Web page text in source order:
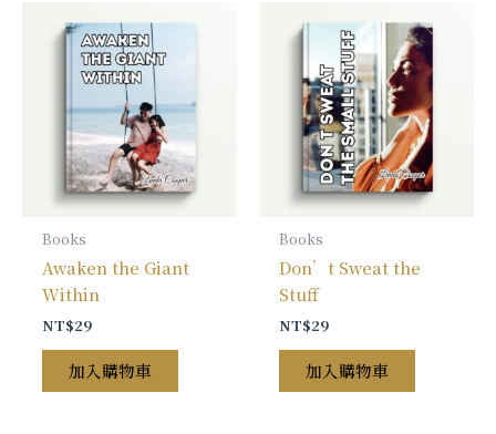
Books
Awaken the Giant
Within
NT$29
加入購物車
Books
Don’t Sweat the
Stuff
NT$29
加入購物車